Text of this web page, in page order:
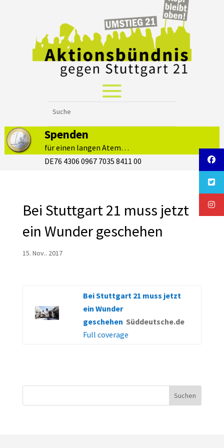
Spenden
für einen langen Atem…
DE76 4306 0967 7035 8411 00
Bei Stuttgart 21 muss jetzt
ein Wunder geschehen
15. Nov.. 2017
Bei Stuttgart 21 muss jetzt
ein Wunder
geschehen Süddeutsche.de
Full coverage
Suchen